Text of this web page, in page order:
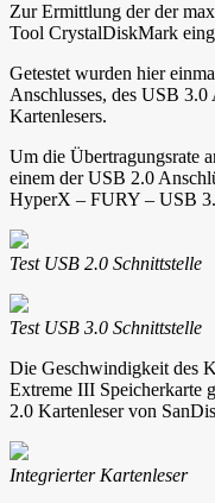
Zur Ermittlung der der
Tool CrystalDiskMark
Getestet wurden hier
Anschlusses, des USB 3.0
Kartenlesers.
Um die Übertragungsrate
einem der USB 2.0
HyperX – FURY – USB
Test USB 2.0 Schnittstelle
Test USB 3.0 Schnittstelle
Die Geschwindigkeit des
Extreme III Speicherkarte
2.0 Kartenleser von
Integrierter Kartenleser